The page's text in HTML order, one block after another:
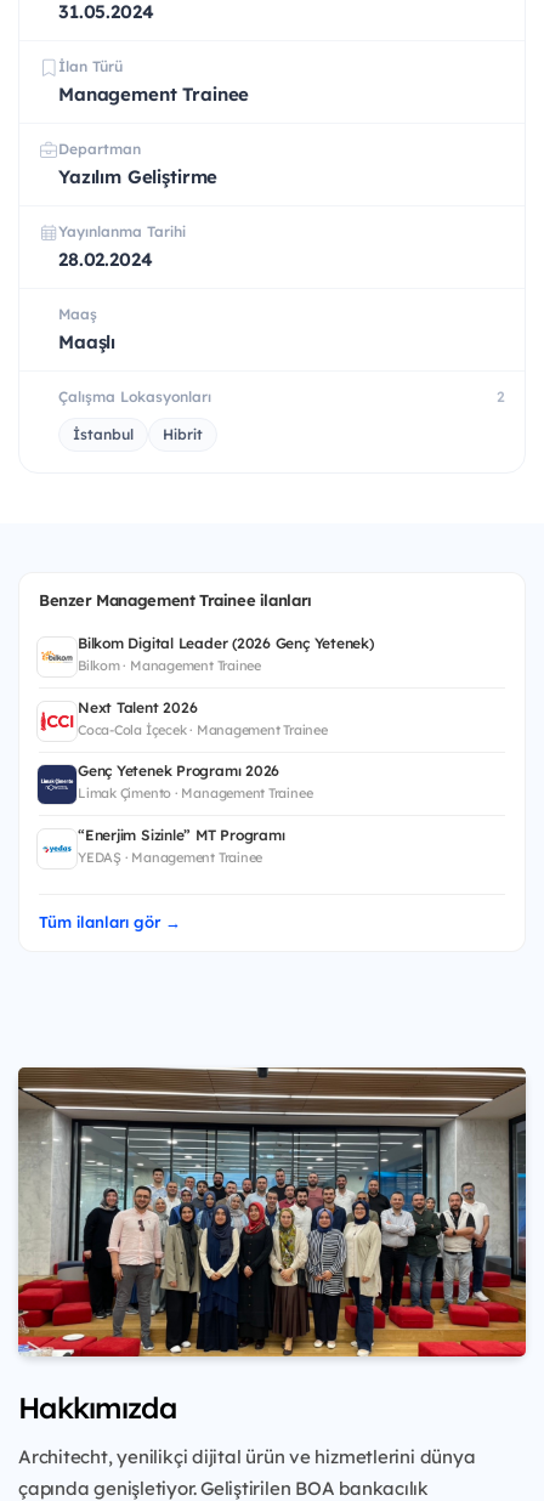
31.05.2024
İlan Türü
Management Trainee
Departman
Yazılım Geliştirme
Yayınlanma Tarihi
28.02.2024
Maaş
Maaşlı
Çalışma Lokasyonları 2
İstanbul Hibrit
Benzer Management Trainee ilanları
Bilkom Digital Leader (2026 Genç Yetenek)
Bilkom · Management Trainee
Next Talent 2026
Coca-Cola İçecek · Management Trainee
Genç Yetenek Programı 2026
Limak Çimento · Management Trainee
“Enerjim Sizinle” MT Programı
YEDAŞ · Management Trainee
Tüm ilanları gör →
Hakkımızda
Architecht, yenilikçi dijital ürün ve hizmetlerini dünya
çapında genişletiyor. Geliştirilen BOA bankacılık